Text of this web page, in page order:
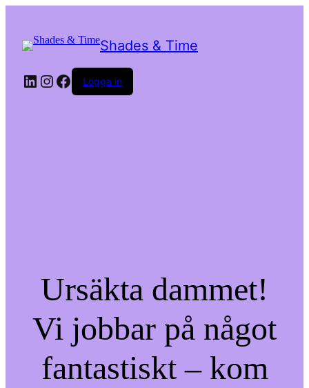
Shades & Time
LinkedIn
Instagram
Facebook
Logga in
Ursäkta dammet!
Vi jobbar på något
fantastiskt – kom